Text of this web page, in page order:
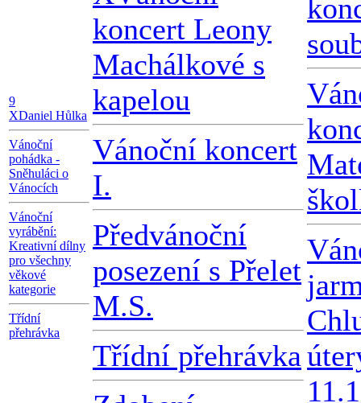
9
XDaniel Hůlka
Vánoční
pohádka -
Sněhuláci o
Vánocích
Vánoční
vyrábění:
Kreativní dílny
pro všechny
věkové
kategorie
Třídní
přehrávka
koncert Leony
Machálkové s
kapelou
Vánoční koncert
I.
Předvánoční
posezení s Přelet
M.S.
Třídní přehrávka